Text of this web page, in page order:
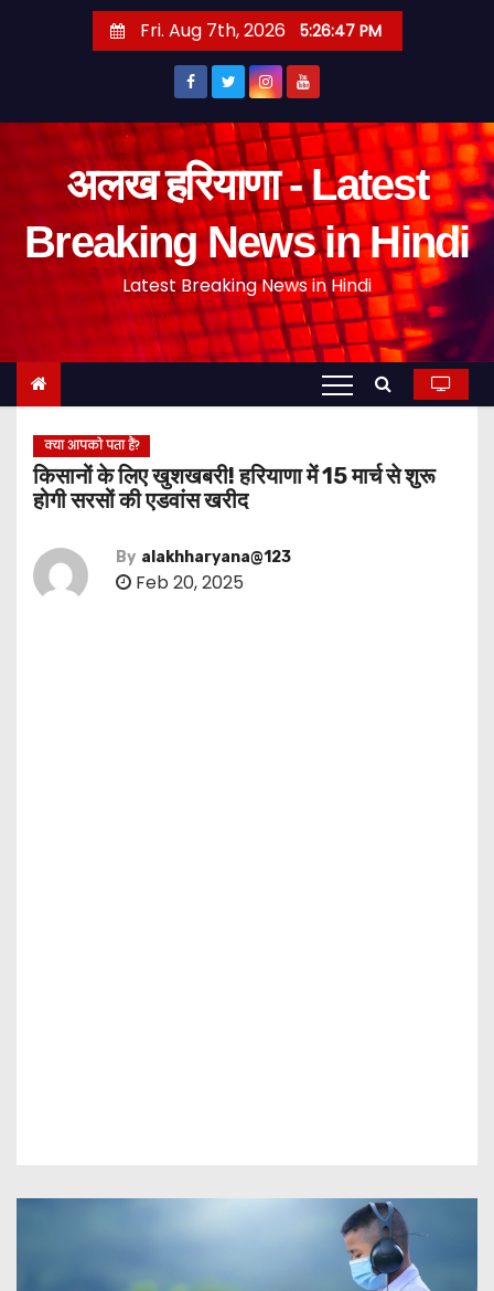
Fri. Aug 7th, 2026 5:26:48 PM
अलख हरियाणा - Latest
Breaking News in Hindi
Latest Breaking News in Hindi
क्या आपको पता हैं?
किसानों के लिए खुशखबरी! हरियाणा में 15 मार्च से शुरू
होगी सरसों की एडवांस खरीद
By alakhharyana@123
Feb 20, 2025